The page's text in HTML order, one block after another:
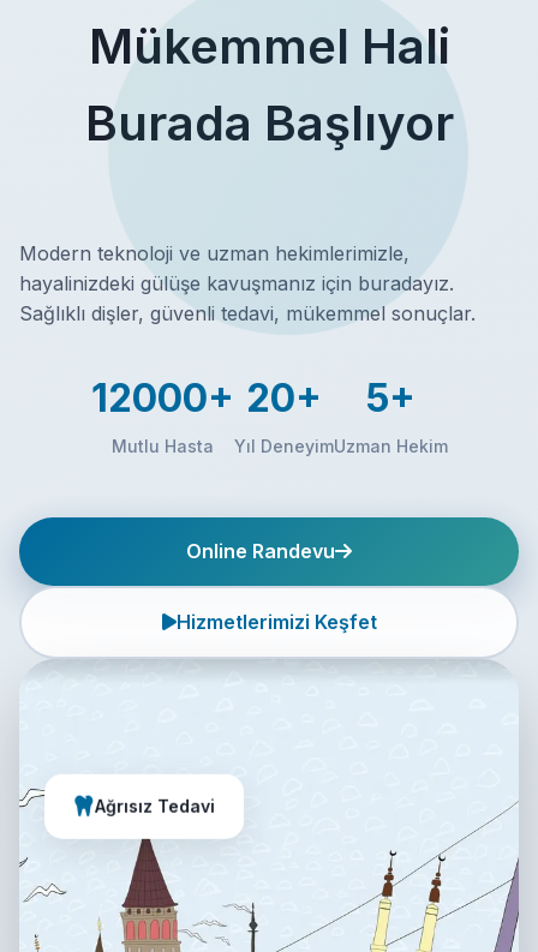
Mükemmel Hali
Burada Başlıyor
Modern teknoloji ve uzman hekimlerimizle,
hayalinizdeki gülüşe kavuşmanız için buradayız.
Sağlıklı dişler, güvenli tedavi, mükemmel sonuçlar.
12000+
Mutlu Hasta
20+
Yıl Deneyim
5+
Uzman Hekim
Online Randevu
Hizmetlerimizi Keşfet
Ağrısız Tedavi